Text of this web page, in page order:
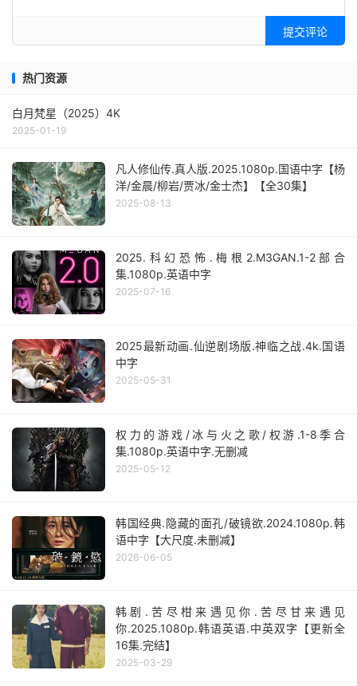
提交评论
热门资源
白月梵星（2025）4K
2025-01-19
凡人修仙传.真人版.2025.1080p.国语中字【杨
洋/金晨/柳岩/贾冰/金士杰】【全30集】
2025-08-13
2025.科幻恐怖.梅根2.M3GAN.1-2部合
集.1080p.英语中字
2025-07-16
2025最新动画.仙逆剧场版.神临之战.4k.国语
中字
2025-05-31
权力的游戏/冰与火之歌/权游.1-8季合
集.1080p.英语中字.无删减
2025-05-12
韩国经典.隐藏的面孔/破镜欲.2024.1080p.韩
语中字【大尺度.未删减】
2026-06-05
韩剧.苦尽柑来遇见你.苦尽甘来遇见
你.2025.1080p.韩语英语.中英双字【更新全
16集.完结】
2025-03-29